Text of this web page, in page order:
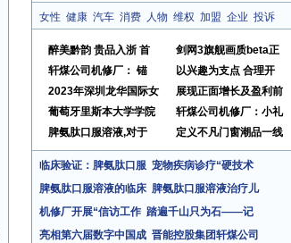
女性 健康 汽车 消费 人物 维权 加盟 企业 投诉
醉美黔韵 贵品入浙 首
剑网3旗舰画质beta正
轩煤公司机修厂： 锚
以兴趣为支点 合理开
2023年深圳龙华国际女
展现正面增长及盈利前
葡萄牙里斯本大学学院
轩煤公司机修厂：小礼
脾氨肽口服溶液,对于
定义不凡门窗潮品一线
临床验证：脾氨肽口服 宠物疾病诊疗“硬技术
脾氨肽口服溶液的临床 脾氨肽口服溶液治疗儿
机修厂开展“信访工作 踏遍千山只为石——记
亮相第六届数字中国成 晋能控股集团轩煤公司